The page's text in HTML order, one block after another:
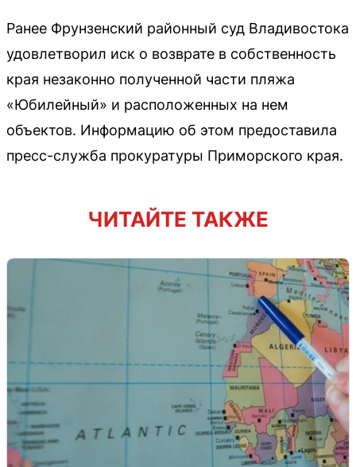
Ранее Фрунзенский районный суд Владивостока
удовлетворил иск о возврате в собственность
края незаконно полученной части пляжа
«Юбилейный» и расположенных на нем
объектов. Информацию об этом предоставила
пресс-служба прокуратуры Приморского края.
ЧИТАЙТЕ ТАКЖЕ